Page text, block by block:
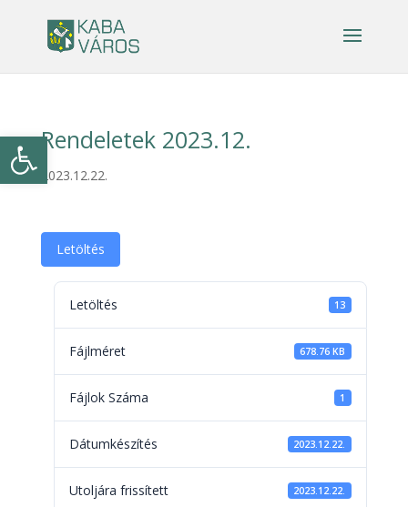
Eszköztár megnyitása
Rendeletek 2023.12.
2023.12.22.
Letöltés
Letöltés 13
Fájlméret 678.76 KB
Fájlok Száma 1
Dátumkészítés 2023.12.22.
Utoljára frissített 2023.12.22.